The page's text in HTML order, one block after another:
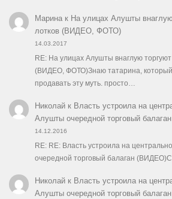
Маринак На улицах Алушты
лотков (ВИДЕО, ФОТО)
14.03.2017
RE: На улицах Алушты внаглую
(ВИДЕО, ФОТО)Знаю татарина,
продавать эту муть. просто…
Николайк Власть устроила на
Алушты очередной торговый
14.12.2016
RE: RE: Власть устроила на
очередной торговый балаган
Николайк Власть устроила на
Алушты очередной торговый